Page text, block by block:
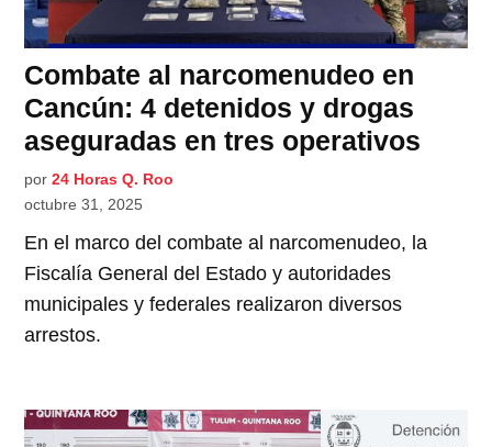
Combate al narcomenudeo en
Cancún: 4 detenidos y drogas
aseguradas en tres operativos
por 24 Horas Q. Roo
octubre 31, 2025
En el marco del combate al narcomenudeo, la
Fiscalía General del Estado y autoridades
municipales y federales realizaron diversos
arrestos.